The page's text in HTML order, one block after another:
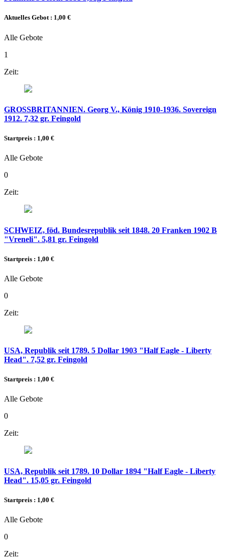
Aktuelles Gebot : 1,00 €
Alle Gebote
1
Zeit:
GROSSBRITANNIEN. Georg V., König 1910-1936. Sovereign
1912. 7,32 gr. Feingold
Startpreis : 1,00 €
Alle Gebote
0
Zeit:
SCHWEIZ, föd. Bundesrepublik seit 1848. 20 Franken 1902 B
"Vreneli". 5,81 gr. Feingold
Startpreis : 1,00 €
Alle Gebote
0
Zeit:
USA, Republik seit 1789. 5 Dollar 1903 "Half Eagle - Liberty
Head". 7,52 gr. Feingold
Startpreis : 1,00 €
Alle Gebote
0
Zeit:
USA, Republik seit 1789. 10 Dollar 1894 "Half Eagle - Liberty
Head". 15,05 gr. Feingold
Startpreis : 1,00 €
Alle Gebote
0
Zeit: